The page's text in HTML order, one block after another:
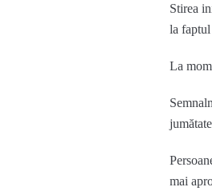
Stirea
la
La
mai